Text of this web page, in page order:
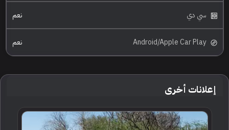
سي دي نعم
Android/Apple Car Play نعم
إعلانات أخرى